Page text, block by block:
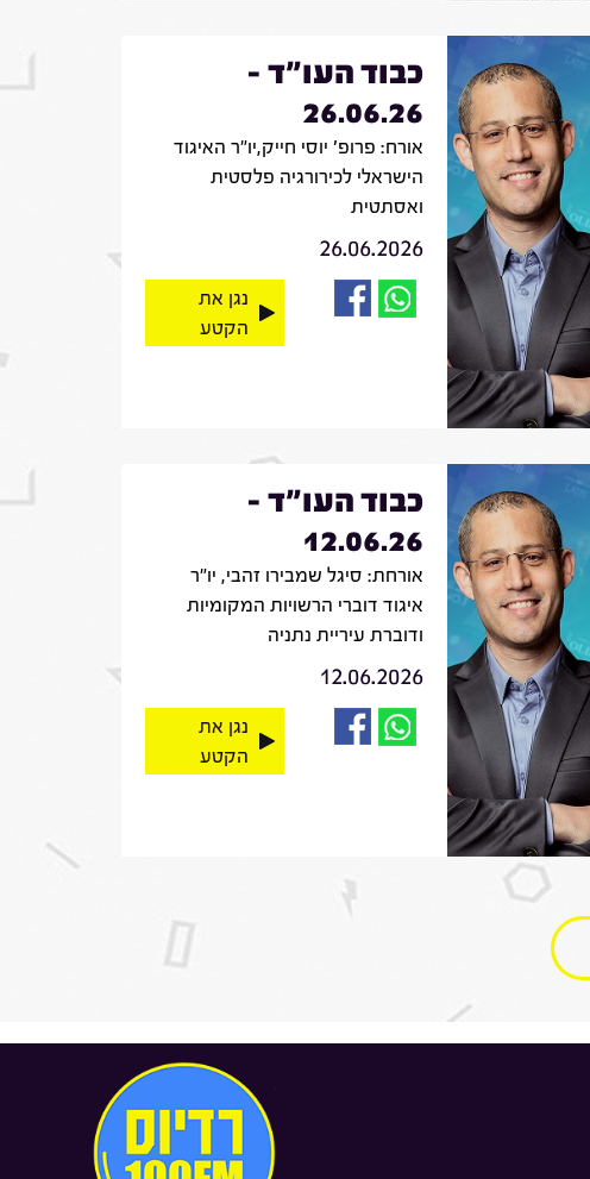
כבוד העו"ד -
26.06.26
אורח: פרופ' יוסי חייק,יו"ר האיגוד
הישראלי לכירורגיה פלסטית
ואסתטית
26.06.2026
נגן את
הקטע
כבוד העו"ד -
12.06.26
אורחת: סיגל שמבירו זהבי, יו"ר
איגוד דוברי הרשויות המקומיות
ודוברת עיריית נתניה
12.06.2026
נגן את
הקטע